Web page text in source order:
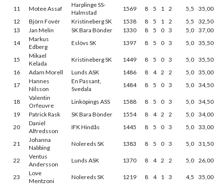
11 Motee Assaf
Harplinge SS-
Halmstad
1569 8 5 1 2 5,5
35,00
12
Björn Fovér Kristineberg SK 1538 8 5 1 2 5,5
32,50
13
Jan Melin SK Bara Bönder 1330 8 5 0 3 5,0 37,00
14
Markus
Edberg
Eslövs SK 1397 8 5 0 3 5,0 35,50
15
Mikael
Kelada
Kristineberg SK 1449 8 5 0 3 5,0 35,50
16
Adam Morell Lunds ASK 1486 8 4 2 2 5,0 35,00
17
Hannes
Nilsson
En Passant,
Svedala
1484 8 5 0 3 5,0 34,50
18
Valentin
Orfeuvre
Linköpings ASS 1588 8 5 0 3 5,0 34,50
19
Patrick Rask SK Bara Bönder 1554 8 4 2 2 5,0 34,00
20
Daniel
Alfredsson
IFK Hindås 1445 8 5 0 3 5,0 33,00
21
Johanna
Nabbing
Nolereds SK 1383 8 5 0 3 5,0 31,50
22
Ventus
Andersson
Lunds ASK 1370 8 4 2 2 5,0 26,00
23
Love
Mentzoni
Nolereds SK 1219 8 4 1 3 4,5 35,00